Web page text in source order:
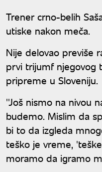
Trener crno-belih
utiske nakon meča.
Nije delovao previše
prvi trijumf njegovog
pripreme u Sloveniju.
''Još nismo na nivou
budemo. Mislim da
bi to da izgleda
teško je vreme,
moramo da igramo